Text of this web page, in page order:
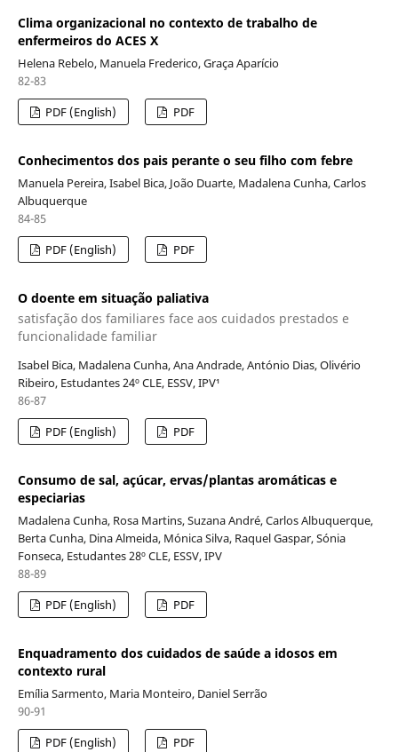
Clima organizacional no contexto de trabalho de
enfermeiros do ACES X
Helena Rebelo, Manuela Frederico, Graça Aparício
82-83
PDF (English)
PDF
Conhecimentos dos pais perante o seu filho com febre
Manuela Pereira, Isabel Bica, João Duarte, Madalena Cunha, Carlos
Albuquerque
84-85
PDF (English)
PDF
O doente em situação paliativa
satisfação dos familiares face aos cuidados prestados e
funcionalidade familiar
Isabel Bica, Madalena Cunha, Ana Andrade, António Dias, Olivério
Ribeiro, Estudantes 24º CLE, ESSV, IPV¹
86-87
PDF (English)
PDF
Consumo de sal, açúcar, ervas/plantas aromáticas e
especiarias
Madalena Cunha, Rosa Martins, Suzana André, Carlos Albuquerque,
Berta Cunha, Dina Almeida, Mónica Silva, Raquel Gaspar, Sónia
Fonseca, Estudantes 28º CLE, ESSV, IPV
88-89
PDF (English)
PDF
Enquadramento dos cuidados de saúde a idosos em
contexto rural
Emília Sarmento, Maria Monteiro, Daniel Serrão
90-91
PDF (English)
PDF